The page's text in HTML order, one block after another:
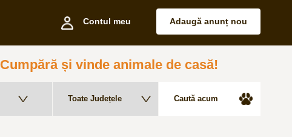
Contul meu Adaugă anunț nou
Cumpără și vinde animale de casă!